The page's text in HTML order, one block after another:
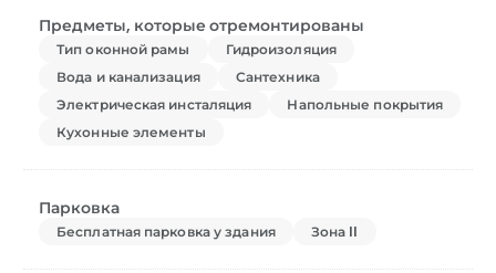
Предметы, которые отремонтированы
Тип оконной рамы
Гидроизоляция
Вода и канализация
Сантехника
Электрическая инсталяция
Напольные покрытия
Кухонные элементы
Парковка
Бесплатная парковка у здания Зона II